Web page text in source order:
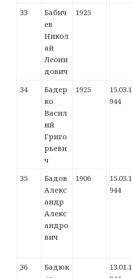
33
Бабич
ев
Никол
ай
Леони
дович
1925
34
Бадер
ко
Васил
ий
Григо
рьеви
ч
1925
15.03.1
944
35
Бадов
Алекс
андр
Алекс
андро
вич
1906
15.03.1
944
36
Бадюк
13.01.1